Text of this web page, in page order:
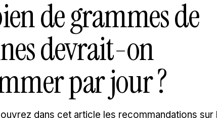
de grammes de
devrait-on
par jour ?
dans cet article les recommandations sur